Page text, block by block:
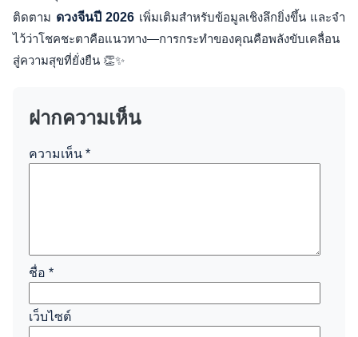
ติดตาม ดวงจีนปี 2026 เพิ่มเติมสำหรับข้อมูลเชิงลึกยิ่งขึ้น และจำ
ไว้ว่าโชคชะตาคือแนวทาง—การกระทำของคุณคือพลังขับเคลื่อน
สู่ความสุขที่ยั่งยืน 👏✨
ฝากความเห็น
ความเห็น *
ชื่อ *
เว็บไซต์